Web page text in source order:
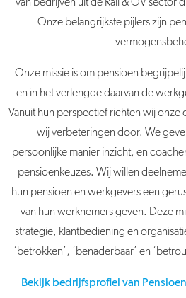
van bedrijven uit de Rail & OV sector
Onze belangrijkste pijlers zijn
Onze missie is om pensioen
en in het verlengde daarvan de
Vanuit hun perspectief richten wij onze
wij verbeteringen door. We
persoonlijke manier inzicht, en
pensioenkeuzes. Wij willen
hun pensioen en werkgevers een
van hun werknemers geven. Deze
strategie, klantbediening en
‘betrokken’, ‘benaderbaar’ en
Bekijk bedrijfsprofiel van